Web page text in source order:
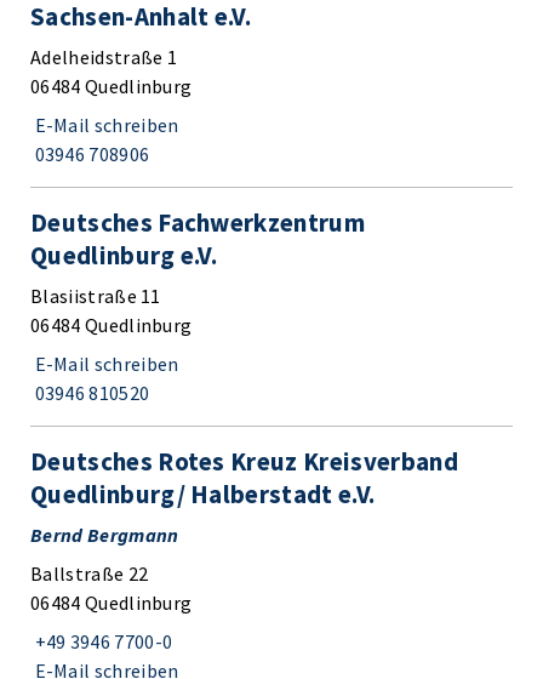
Sachsen-Anhalt e.V.
Adelheidstraße 1
06484 Quedlinburg
E-Mail schreiben
03946 708906
Deutsches Fachwerkzentrum
Quedlinburg e.V.
Blasiistraße 11
06484 Quedlinburg
E-Mail schreiben
03946 810520
Deutsches Rotes Kreuz Kreisverband
Quedlinburg/ Halberstadt e.V.
Bernd Bergmann
Ballstraße 22
06484 Quedlinburg
+49 3946 7700-0
E-Mail schreiben